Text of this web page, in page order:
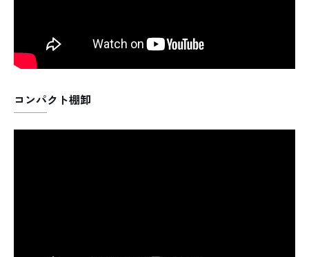
コンパクト棚卸